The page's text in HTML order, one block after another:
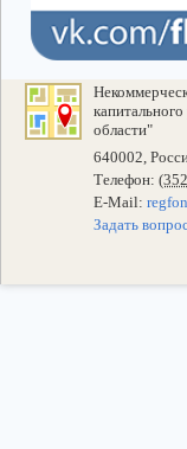
области"
640002,
Телефон:
E-Mail:
Задать